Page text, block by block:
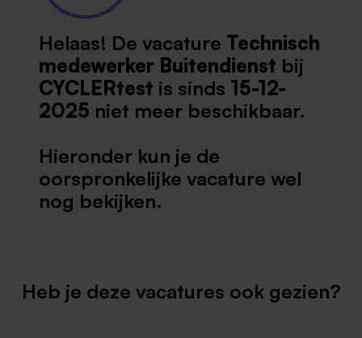
Helaas! De vacature Technisch
medewerker Buitendienst bij
CYCLERtest is sinds 15-12-
2025 niet meer beschikbaar.
Hieronder kun je de
oorspronkelijke vacature wel
nog bekijken.
Heb je deze vacatures ook gezien?